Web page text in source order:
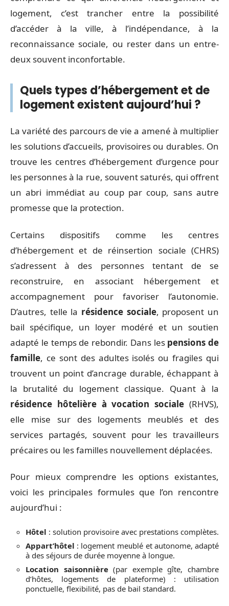
logement, c’est trancher entre la possibilité
d’accéder à la ville, à l’indépendance, à la
reconnaissance sociale, ou rester dans un entre-
deux souvent inconfortable.
Quels types d’hébergement et de
logement existent aujourd’hui ?
La variété des parcours de vie a amené à multiplier
les solutions d’accueils, provisoires ou durables. On
trouve les centres d’hébergement d’urgence pour
les personnes à la rue, souvent saturés, qui offrent
un abri immédiat au coup par coup, sans autre
promesse que la protection.
Certains dispositifs comme les centres
d’hébergement et de réinsertion sociale (CHRS)
s’adressent à des personnes tentant de se
reconstruire, en associant hébergement et
accompagnement pour favoriser l’autonomie.
D’autres, telle la résidence sociale, proposent un
bail spécifique, un loyer modéré et un soutien
adapté le temps de rebondir. Dans les pensions de
famille, ce sont des adultes isolés ou fragiles qui
trouvent un point d’ancrage durable, échappant à
la brutalité du logement classique. Quant à la
résidence hôtelière à vocation sociale (RHVS),
elle mise sur des logements meublés et des
services partagés, souvent pour les travailleurs
précaires ou les familles nouvellement déplacées.
Pour mieux comprendre les options existantes,
voici les principales formules que l’on rencontre
aujourd’hui :
Hôtel : solution provisoire avec prestations complètes.
Appart’hôtel : logement meublé et autonome, adapté
à des séjours de durée moyenne à longue.
Location saisonnière(par exemple gîte, chambre
d’hôtes, logements de plateforme) : utilisation
ponctuelle, flexibilité, pas de bail standard.